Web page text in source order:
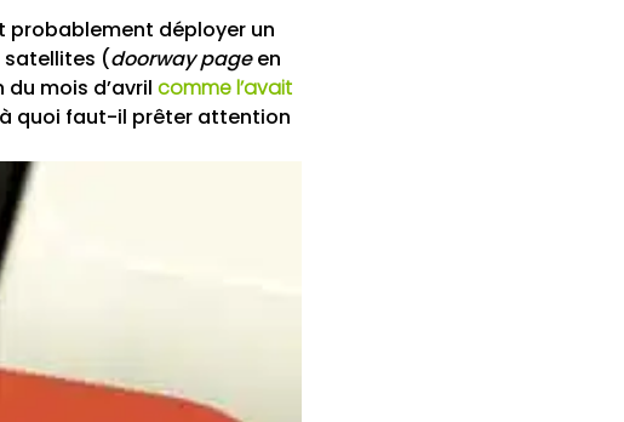
probablement déployer un
(doorway pageen
du mois d’avrilcomme l’avait
quoi faut-il prêter attention